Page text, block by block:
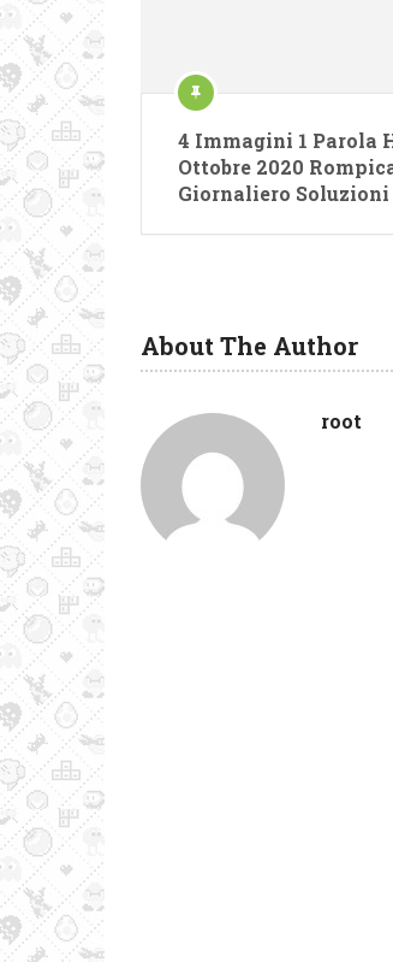
4 Immagini 1 Parola
Ottobre 2020
Giornaliero Soluzioni
About The Author
root